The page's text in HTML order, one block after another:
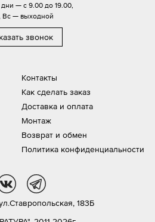
Контакты
Как сделать заказ
Доставка и оплата
Монтаж
Возврат и обмен
Политика конфиденциальности
— с 9.00 до 19.00,
Вс — выходной
звонок
183Б
vk